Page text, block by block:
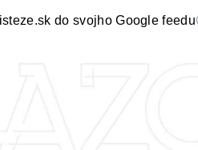
do svojho Google feedu